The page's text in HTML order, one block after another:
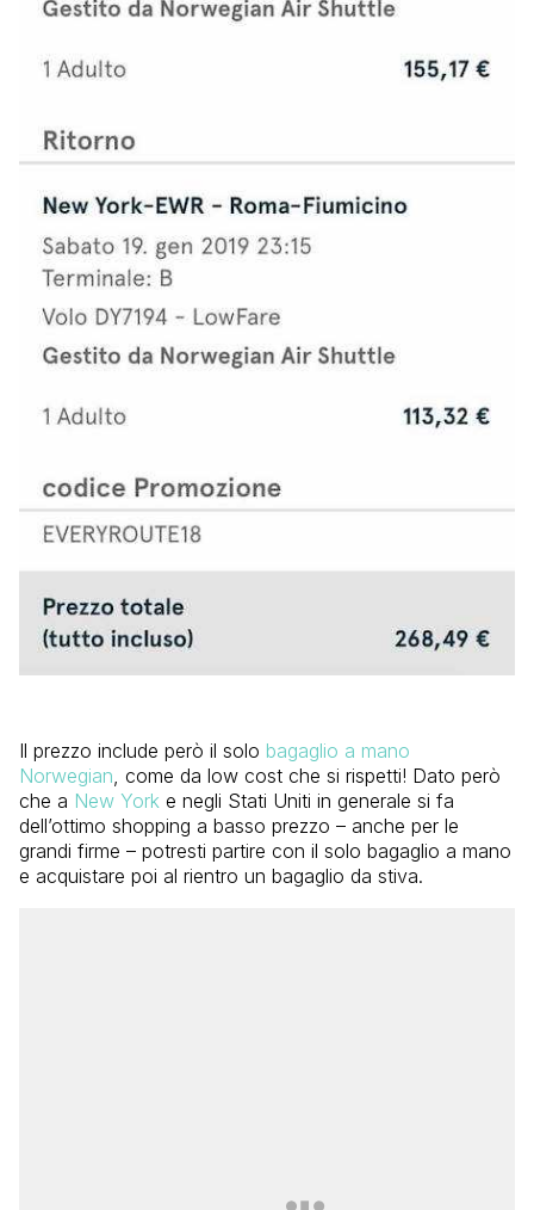
Il prezzo include però il solo bagaglio a mano
Norwegian, come da low cost che si rispetti! Dato però
che a New York e negli Stati Uniti in generale si fa
dell’ottimo shopping a basso prezzo – anche per le
grandi firme – potresti partire con il solo bagaglio a mano
e acquistare poi al rientro un bagaglio da stiva.